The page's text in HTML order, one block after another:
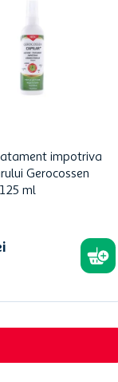
impotriva
Gerocossen
ml